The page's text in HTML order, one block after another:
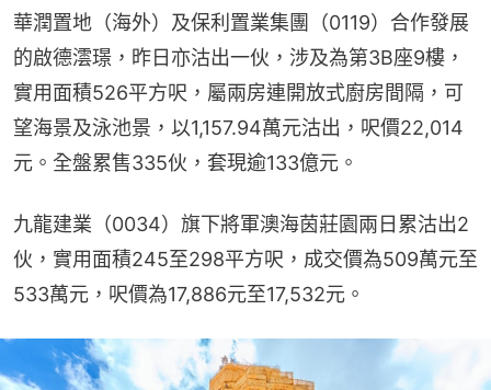
華潤置地（海外）及保利置業集團（0119）合作發展
的啟德澐璟，昨日亦沽出一伙，涉及為第3B座9樓，
實用面積526平方呎，屬兩房連開放式廚房間隔，可
望海景及泳池景，以1,157.94萬元沽出，呎價22,014
元。全盤累售335伙，套現逾133億元。
九龍建業（0034）旗下將軍澳海茵莊園兩日累沽出2
伙，實用面積245至298平方呎，成交價為509萬元至
533萬元，呎價為17,886元至17,532元。